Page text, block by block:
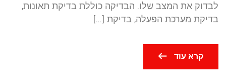
לבדוק את המצב שלו. הבדיקה כוללת בדיקת תאונות,
בדיקת מערכת הפעלה, בדיקת […]
קרא עוד